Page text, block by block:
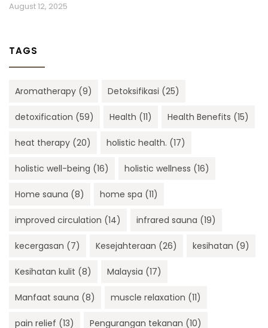
August 12, 2025
TAGS
Aromatherapy (9) Detoksifikasi (25)
detoxification (59) Health (11) Health Benefits (15)
heat therapy (20) holistic health. (17)
holistic well-being (16) holistic wellness (16)
Home sauna (8) home spa (11)
improved circulation (14) infrared sauna (19)
kecergasan (7) Kesejahteraan (26) kesihatan (9)
Kesihatan kulit (8) Malaysia (17)
Manfaat sauna (8) muscle relaxation (11)
pain relief (13) Pengurangan tekanan (10)